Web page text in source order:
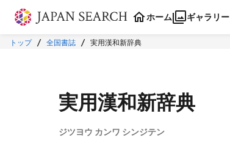
本文に飛ぶ
ホーム ギャラリー
トップ 全国書誌 実用漢和新辞典
実用漢和新辞典
ジツヨウ カンワ シンジテン